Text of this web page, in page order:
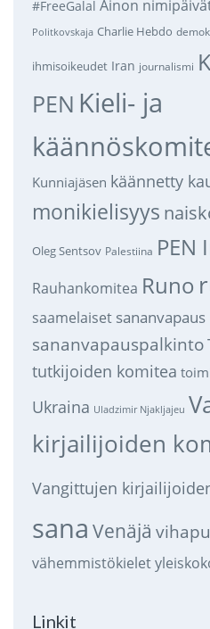
#FreeGalal Ainon
Politkovskaja Charlie Hebdo
ihmisoikeudet Iran journalismi
PEN Kieli- ja
Kunniajäsen käännetty
monikielisyys
Oleg Sentsov Palestiina PEN
Rauhankomitea Runo
saamelaiset sananvapaus
sananvapauspalkinto
tutkijoiden komitea
Ukraina Uladzimir Njakljajeu
kirjailijoiden
Vangittujen
sana Venäjä
vähemmistökielet
Linkit